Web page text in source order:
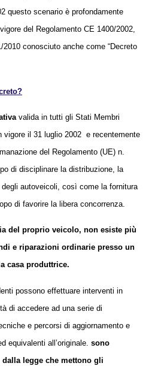
questo scenario è profondamente
del Regolamento CE 1400/2002,
conosciuto anche come “Decreto
valida in tutti gli Stati Membri
vigore il 31 luglio 2002 e recentemente
del Regolamento (UE) n.
di disciplinare la distribuzione, la
autoveicoli , così come la fornitura
di favorire la libera concorrenza.
del proprio veicolo, non esiste più
e riparazioni ordinarie presso un
casa produttrice.
possono effettuare interventi in
di accedere ad una serie di
e percorsi di aggiornamento e
equivalenti all’originale. sono
legge che mettono gli